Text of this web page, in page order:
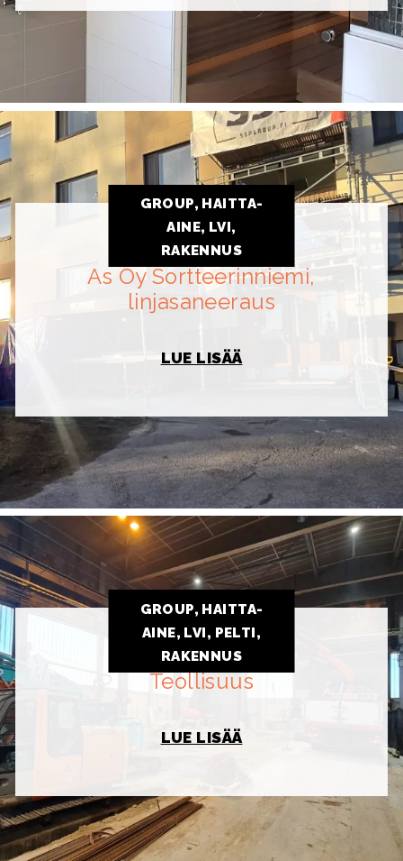
GROUP, HAITTA-
AINE, LVI,
RAKENNUS
As Oy Sortteerinniemi,
linjasaneeraus
LUE LISÄÄ
GROUP, HAITTA-
AINE, LVI, PELTI,
RAKENNUS
Teollisuus
LUE LISÄÄ